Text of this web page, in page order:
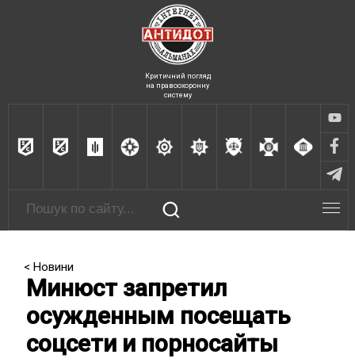
Критичний погляд
на правоохоронну
систему
< Новини
Минюст запретил
осужденным посещать
соцсети и порносайты